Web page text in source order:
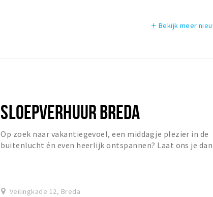
add Bekijk meer
SLOEPVERHUUR BREDA
Op zoek naar vakantiegevoel, een middagje plezier in de
buitenlucht én even heerlijk ontspannen? Laat ons je dan
Veilingkade 12, Breda